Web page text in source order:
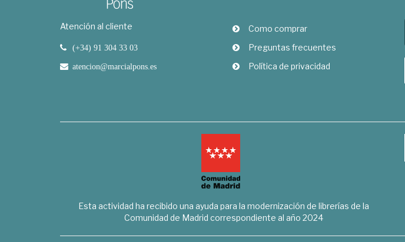
Atención al cliente
(+34) 91 304 33 03
atencion@marcialpons.es
Como comprar
Preguntas frecuentes
Política de privacidad
Esta actividad ha recibido una ayuda para la modernización de librerías de la
Comunidad de Madrid correspondiente al año 2024